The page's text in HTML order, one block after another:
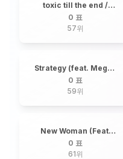
toxic till the end /
ROSÉ
0 표
57위
Strategy (feat. Megan
Thee Stallion) /
TWICE
0 표
59위
New Woman (Feat.
ROSALÍA) / LISA
0 표
61위